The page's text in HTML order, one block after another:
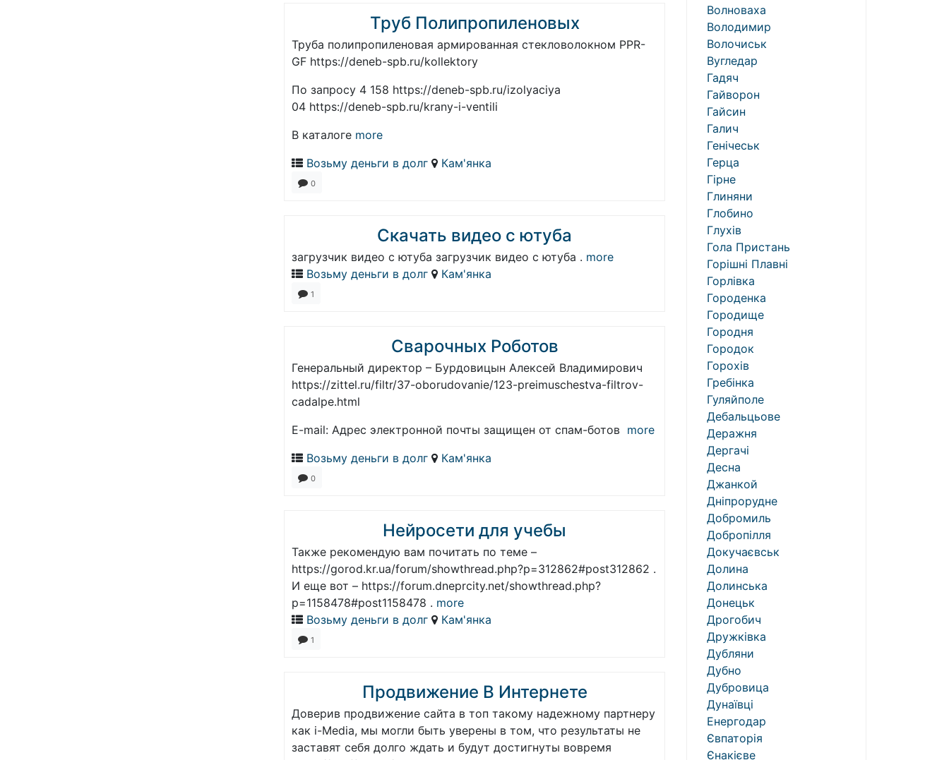
Труб Полипропиленовых
Труба полипропиленовая армированная стекловолокном PPR-
GF https://deneb-spb.ru/kollektory
По запросу 4 158 https://deneb-spb.ru/izolyaciya
04 https://deneb-spb.ru/krany-i-ventili
В каталоге more
Возьму деньги в долг
Кам'янка
0
Скачать видео с ютуба
загрузчик видео с ютуба загрузчик видео с ютуба . more
Возьму деньги в долг
Кам'янка
1
Сварочных Роботов
Генеральный директор – Бурдовицын Алексей Владимирович
https://zittel.ru/filtr/37-oborudovanie/123-preimuschestva-filtrov-
cadalpe.html
E-mail: Адрес электронной почты защищен от спам-ботов more
Возьму деньги в долг
Кам'янка
0
Нейросети для учебы
Также рекомендую вам почитать по теме –
https://gorod.kr.ua/forum/showthread.php?p=312862#post312862 .
И еще вот – https://forum.dneprcity.net/showthread.php?
p=1158478#post1158478 . more
Возьму деньги в долг
Кам'янка
1
Продвижение В Интернете
Доверив продвижение сайта в топ такому надежному партнеру
как i-Media, мы могли быть уверены в том, что результаты не
заставят себя долго ждать и будут достигнуты вовремя
Волноваха
Володимир
Волочиськ
Вугледар
Гадяч
Гайворон
Гайсин
Галич
Генічеськ
Герца
Гірне
Глиняни
Глобино
Глухів
Гола Пристань
Горішні Плавні
Горлівка
Городенка
Городище
Городня
Городок
Горохів
Гребінка
Гуляйполе
Дебальцьове
Деражня
Дергачі
Десна
Джанкой
Дніпрорудне
Добромиль
Добропілля
Докучаєвськ
Долина
Долинська
Донецьк
Дрогобич
Дружківка
Дубляни
Дубно
Дубровица
Дунаївці
Енергодар
Євпаторія
Єнакієве